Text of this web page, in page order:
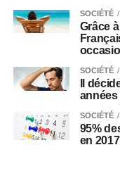
SOCIÉTÉ
Grâce
SOCIÉTÉ
Il
années
SOCIÉTÉ
95%
en